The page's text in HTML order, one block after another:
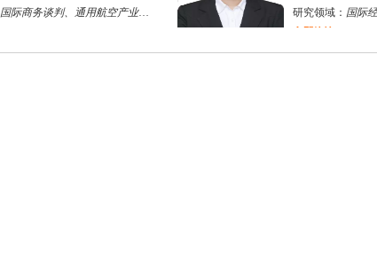
国际商务谈判、通用航空产业发展
研究领域： 国际
立即咨询
西安 郑丽雅